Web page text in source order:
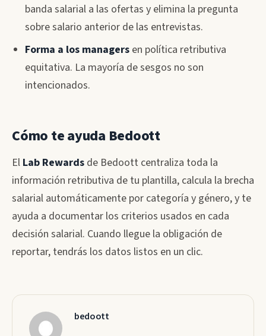
banda salarial a las ofertas y elimina la pregunta
sobre salario anterior de las entrevistas.
Forma a los managers en política retributiva
equitativa. La mayoría de sesgos no son
intencionados.
Cómo te ayuda Bedoott
El Lab Rewards de Bedoott centraliza toda la
información retributiva de tu plantilla, calcula la brecha
salarial automáticamente por categoría y género, y te
ayuda a documentar los criterios usados en cada
decisión salarial. Cuando llegue la obligación de
reportar, tendrás los datos listos en un clic.
bedoott